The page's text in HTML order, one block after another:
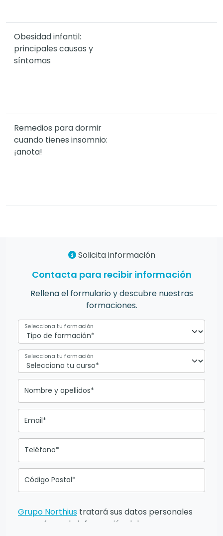
Obesidad infantil:
principales causas y
síntomas
Remedios para dormir
cuando tienes insomnio:
¡anota!
Solicita información
Contacta para recibir información
Rellena el formulario y descubre nuestras
formaciones.
Selecciona tu formación
Selecciona tu formación
Nombre y apellidos*
Email*
Teléfono*
Código Postal*
Grupo Northius tratará sus datos personales
para ofrecerle información del